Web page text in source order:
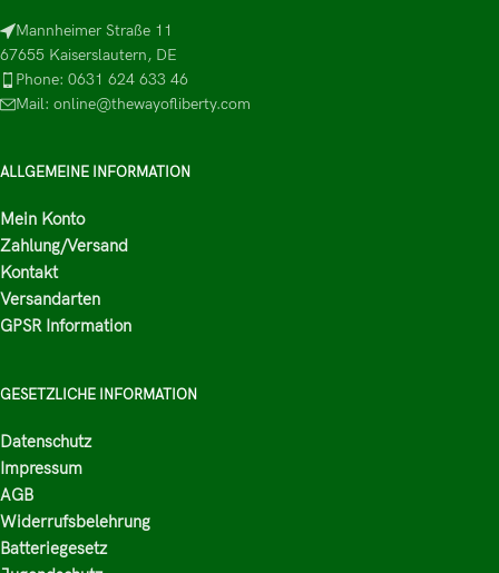
Mannheimer Straße 11
67655 Kaiserslautern, DE
Phone: 0631 624 633 46
Mail: online@thewayofliberty.com
ALLGEMEINE INFORMATION
Mein Konto
Zahlung/Versand
Kontakt
Versandarten
GPSR Information
GESETZLICHE INFORMATION
Datenschutz
Impressum
AGB
Widerrufsbelehrung
Batteriegesetz